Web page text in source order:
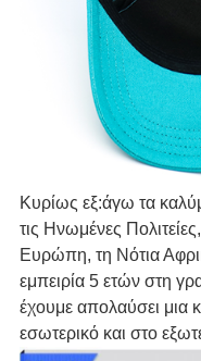
Κυρίως εξ:άγω τα
τις Ηνωμένες
Ευρώπη, τη Νότια
εμπειρία 5 ετών στη
έχουμε απολαύσει μια
εσωτερικό και στο